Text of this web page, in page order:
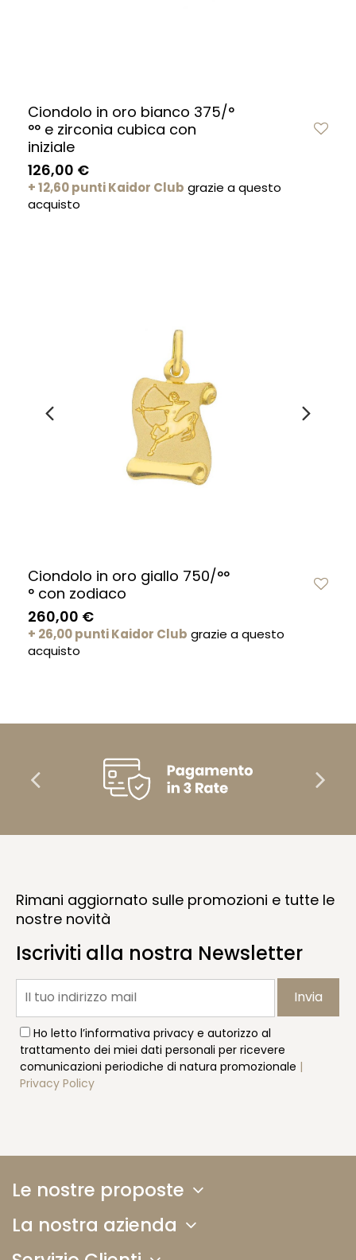
Ciondolo in oro bianco 375/°
°° e zirconia cubica con
iniziale
126,00 €
+ 12,60 punti Kaidor Club grazie a questo
acquisto
Ciondolo in oro giallo 750/°°
° con zodiaco
260,00 €
+ 26,00 punti Kaidor Club grazie a questo
acquisto
Rimani aggiornato sulle promozioni e tutte le
nostre novità
Iscriviti alla nostra Newsletter
Invia
Ho letto l’informativa privacy e autorizzo al
trattamento dei miei dati personali per ricevere
comunicazioni periodiche di natura promozionale |
Privacy Policy
Le nostre proposte
La nostra azienda